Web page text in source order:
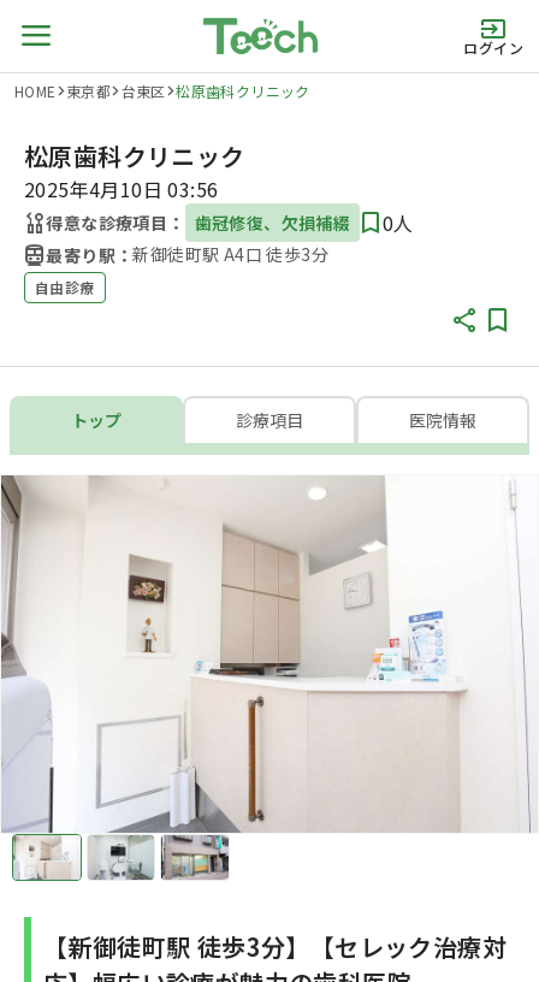
ログイン
HOME 東京都 台東区 松原歯科クリニック
松原歯科クリニック
2025年4月10日 03:56
得意な診療項目： 歯冠修復、欠損補綴 0人
最寄り駅：新御徒町駅 A4口 徒歩3分
自由診療
トップ 診療項目 医院情報
【新御徒町駅 徒歩3分】【セレック治療対